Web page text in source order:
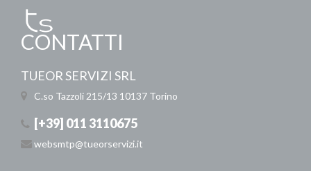
CONTATTI
TUEOR SERVIZI SRL
C.so Tazzoli 215/13 10137 Torino
[+39] 011 3110675
websmtp@tueorservizi.it